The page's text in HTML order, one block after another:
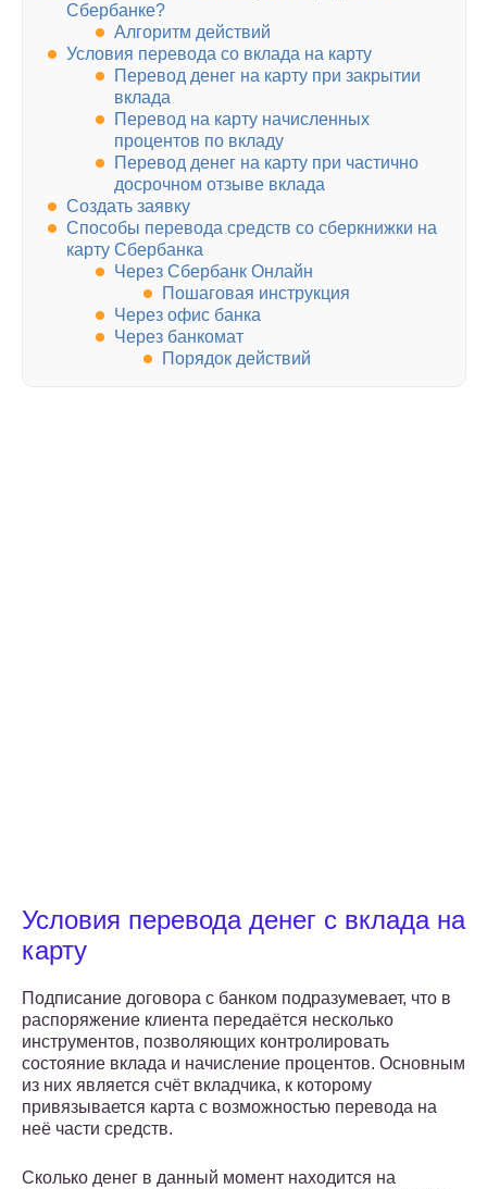
Сбербанке?
Алгоритм действий
Условия перевода со вклада на карту
Перевод денег на карту при закрытии
вклада
Перевод на карту начисленных
процентов по вкладу
Перевод денег на карту при частично
досрочном отзыве вклада
Создать заявку
Способы перевода средств со сберкнижки на
карту Сбербанка
Через Сбербанк Онлайн
Пошаговая инструкция
Через офис банка
Через банкомат
Порядок действий
Условия перевода денег с вклада на
карту
Подписание договора с банком подразумевает, что в
распоряжение клиента передаётся несколько
инструментов, позволяющих контролировать
состояние вклада и начисление процентов. Основным
из них является счёт вкладчика, к которому
привязывается карта с возможностью перевода на
неё части средств.
Сколько денег в данный момент находится на